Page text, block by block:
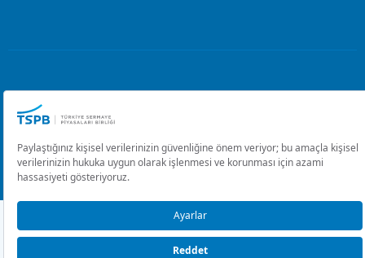
Kullanım Koşulları ve Gizlilik
Çerez Ayarlarını Düzenle